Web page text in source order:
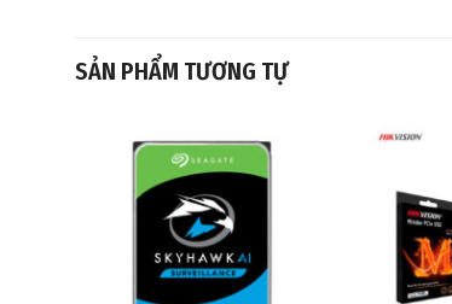
SẢN PHẨM TƯƠNG TỰ